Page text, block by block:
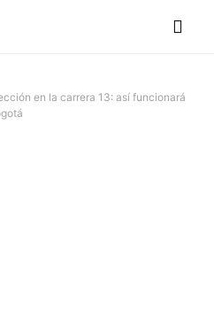
en la carrera 13: así funcionará